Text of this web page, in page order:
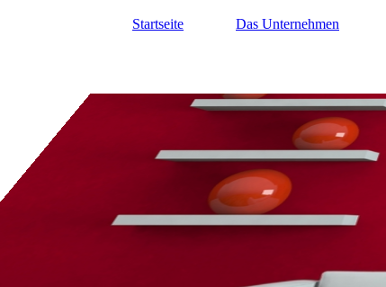
Startseite Das Unternehmen